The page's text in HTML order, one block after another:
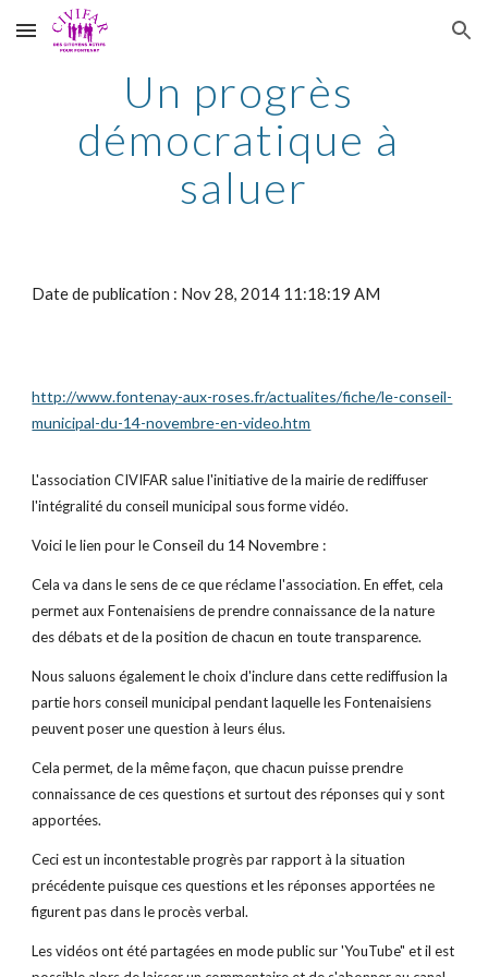
Skip to main content Skip to navigation
Un progrès
démocratique à
saluer
Date de publication : Nov 28, 2014 11:18:19 AM
http://www.fontenay-aux-roses.fr/actualites/fiche/le-conseil-
municipal-du-14-novembre-en-video.htm
L'association CIVIFAR salue l'initiative de la mairie de rediffuser
l'intégralité du conseil municipal sous forme vidéo.
Voici le lien pour le Conseil du 14 Novembre :
Cela va dans le sens de ce que réclame l'association. En effet, cela
permet aux Fontenaisiens de prendre connaissance de la nature
des débats et de la position de chacun en toute transparence.
Nous saluons également le choix d'inclure dans cette rediffusion la
partie hors conseil municipal pendant laquelle les Fontenaisiens
peuvent poser une question à leurs élus.
Cela permet, de la même façon, que chacun puisse prendre
connaissance de ces questions et surtout des réponses qui y sont
apportées.
Ceci est un incontestable progrès par rapport à la situation
précédente puisque ces questions et les réponses apportées ne
figurent pas dans le procès verbal.
Les vidéos ont été partagées en mode public sur 'YouTube" et il est